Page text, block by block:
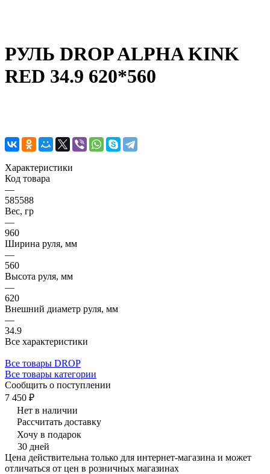
РУЛЬ DROP ALPHA KINK
RED 34.9 620*560
Характеристики
Код товара
—
585588
Вес, гр
—
960
Ширина руля, мм
—
560
Высота руля, мм
—
620
Внешний диаметр руля, мм
—
34.9
Все характеристики
Все товары DROP
Все товары категории
Сообщить о поступлении
7 450 ₽
Нет в наличии
Рассчитать доставку
Хочу в подарок
30 дней
Цена действительна только для интернет-магазина и может
отличаться от цен в розничных магазинах